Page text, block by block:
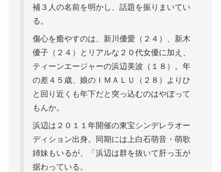
補３人の名前を明かし、話題を振りまいてい
る。
傷心を癒やすのは、新川優愛（２４）、新木
優子（２４）とリアルな２０代女優に加え、
ティーンエージャーの浜辺美波（１８）。年
の差４５歳、娘のＩＭＡＬＵ（２８）よりひ
と回り近くも年下だと突っ込むのはやぼって
もんか。
浜辺は２０１１年開催の東宝シンデレラオー
ディション出身。同期には上白石萌音・萌歌
姉妹もいるが、「浜辺は群を抜いて肝っ玉が
据わっている。